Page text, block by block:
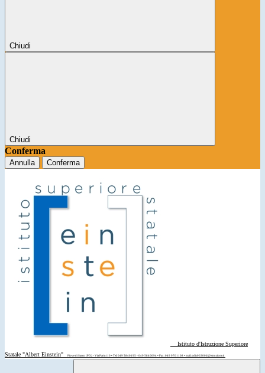
Chiudi
Chiudi
Conferma
Annulla Conferma
Istituto d'Istruzione Superiore
Statale "Albert Einstein"
Piove di Sacco (PD) - Via Parini 10 • Tel: 049 5840195 - 049 5840094 • Fax: 049 9701108 • mail: pdis00200d@istruzione.it